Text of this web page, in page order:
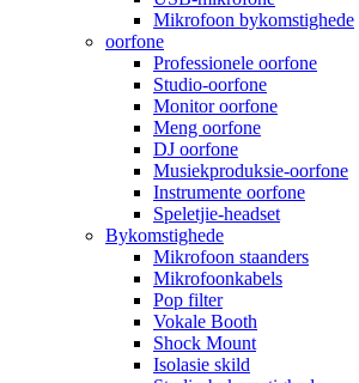
Mikrofoon bykomstighede
oorfone
Professionele oorfone
Studio-oorfone
Monitor oorfone
Meng oorfone
DJ oorfone
Musiekproduksie-oorfone
Instrumente oorfone
Speletjie-headset
Bykomstighede
Mikrofoon staanders
Mikrofoonkabels
Pop filter
Vokale Booth
Shock Mount
Isolasie skild